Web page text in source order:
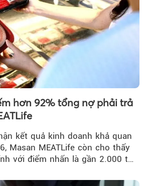
hơn 92% tổng nợ phải trả
kết quả kinh doanh khả quan
Masan MEATLife còn cho thấy
với điểm nhấn là gần 2.000 tỷ